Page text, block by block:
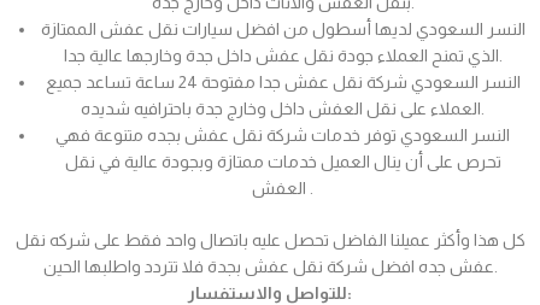
النسر السعودي لديها أسطول من افضل سيارات نقل عفش الممتازة
النسر السعودي شركة نقل عفش جدا مفتوحة 24 ساعة تساعد جميع
النسر السعودي توفر خدمات شركة نقل عفش بجده متنوعة فهي
تحرص على أن ينال العميل خدمات ممتازة وبجودة عالية في نقل
كل هذا وأكثر عميلنا الفاضل تحصل عليه باتصال واحد فقط على شركه نقل
للتواصل والاستفسار: